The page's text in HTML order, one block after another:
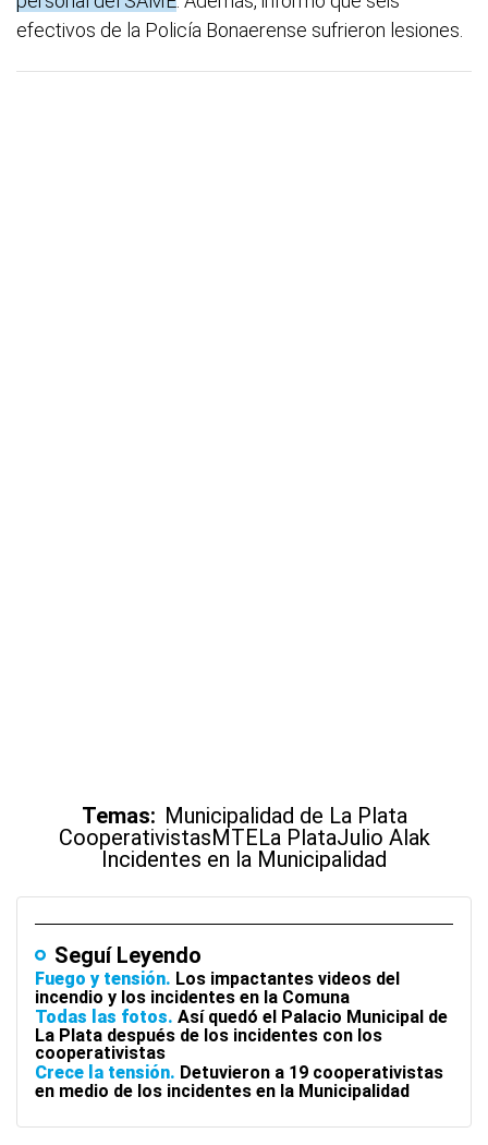
efectivos de la Policía Bonaerense sufrieron lesiones.
Temas: Municipalidad de La Plata
CooperativistasMTELa PlataJulio Alak
Incidentes en la Municipalidad
Seguí Leyendo
Fuego y tensión Los impactantes videos del
incendio y los incidentes en la Comuna
Todas las fotos Así quedó el Palacio Municipal de
La Plata después de los incidentes con los
cooperativistas
Crece la tensión Detuvieron a 19 cooperativistas
en medio de los incidentes en la Municipalidad